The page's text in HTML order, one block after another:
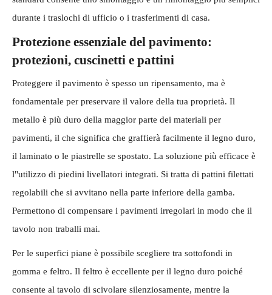
durante i traslochi di ufficio o i trasferimenti di casa.
Protezione essenziale del pavimento:
protezioni, cuscinetti e pattini
Proteggere il pavimento è spesso un ripensamento, ma è
fondamentale per preservare il valore della tua proprietà. Il
metallo è più duro della maggior parte dei materiali per
pavimenti, il che significa che graffierà facilmente il legno duro,
il laminato o le piastrelle se spostato. La soluzione più efficace è
l"utilizzo di piedini livellatori integrati. Si tratta di pattini filettati
regolabili che si avvitano nella parte inferiore della gamba.
Permettono di compensare i pavimenti irregolari in modo che il
tavolo non traballi mai.
Per le superfici piane è possibile scegliere tra sottofondi in
gomma e feltro. Il feltro è eccellente per il legno duro poiché
consente al tavolo di scivolare silenziosamente, mentre la